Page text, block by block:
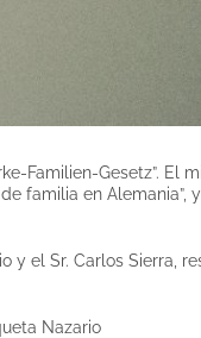
Familien-Gesetz”. El
familia en Alemania”,
y el Sr. Carlos Sierra,
Nazario